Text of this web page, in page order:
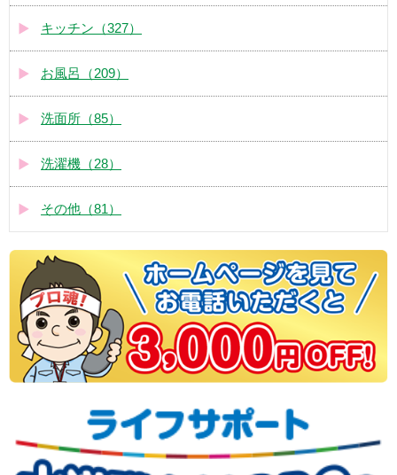
キッチン（327）
お風呂（209）
洗面所（85）
洗濯機（28）
その他（81）